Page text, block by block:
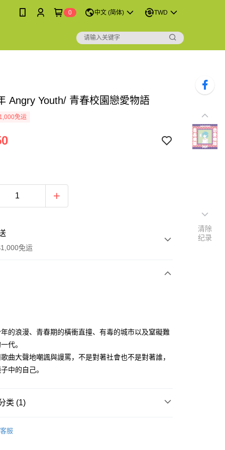
0 中文 (简体) TWD
Angry Youth/ 青春校園戀愛物語
免运
免运
款
的浪漫、青春期的橫衝直撞、有毒的城市以及窒礙難
代。
曲大聲地嘲諷與謾罵，不是對著社會也不是對著誰，
中的自己。
类 (1)
客服
清除
纪录